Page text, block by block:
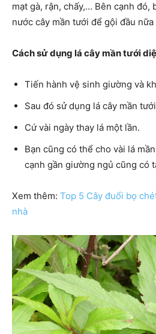
mạt gà, rận, chấy,… Bên cạnh đó,
nước cây mần tưới để gội đầu nữa
Cách sử dụng lá cây mần tưới
Tiến hành vệ sinh giường và
Sau đó sử dụng lá cây mần
Cứ vài ngày thay lá một lần.
Bạn cũng có thể cho vài lá
cạnh gần giường ngủ cũng có
Xem thêm: Top 5 Cây đuổi bọ
nhà